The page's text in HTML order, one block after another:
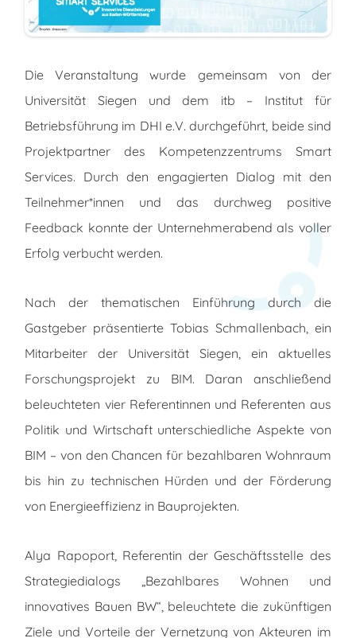
Die Veranstaltung wurde gemeinsam von der
Universität Siegen und dem itb – Institut für
Betriebsführung im DHI e.V. durchgeführt, beide sind
Projektpartner des Kompetenzzentrums Smart
Services. Durch den engagierten Dialog mit den
Teilnehmer*innen und das durchweg positive
Feedback konnte der Unternehmerabend als voller
Erfolg verbucht werden.
Nach der thematischen Einführung durch die
Gastgeber präsentierte Tobias Schmallenbach, ein
Mitarbeiter der Universität Siegen, ein aktuelles
Forschungsprojekt zu BIM. Daran anschließend
beleuchteten vier Referentinnen und Referenten aus
Politik und Wirtschaft unterschiedliche Aspekte von
BIM – von den Chancen für bezahlbaren Wohnraum
bis hin zu technischen Hürden und der Förderung
von Energieeffizienz in Bauprojekten.
Alya Rapoport, Referentin der Geschäftsstelle des
Strategiedialogs „Bezahlbares Wohnen und
innovatives Bauen BW“, beleuchtete die zukünftigen
Ziele und Vorteile der Vernetzung von Akteuren im